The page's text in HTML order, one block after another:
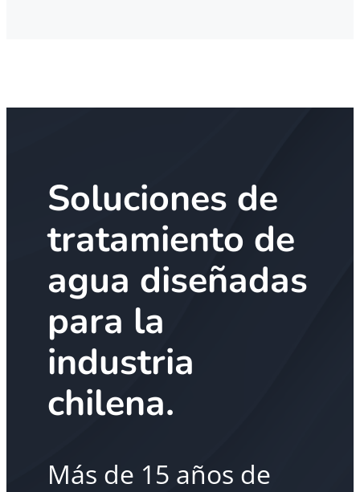
Soluciones de
tratamiento de
agua diseñadas
para la
industria
chilena.
Más de 15 años de